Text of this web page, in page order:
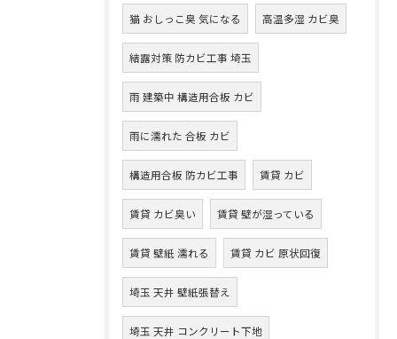
猫 おしっこ臭 気になる 高温多湿 カビ臭
結露対策 防カビ工事 埼玉
雨 建築中 構造用合板 カビ
雨に濡れた 合板 カビ
構造用合板 防カビ工事 賃貸 カビ
賃貸 カビ臭い 賃貸 壁が湿っている
賃貸 壁紙 濡れる 賃貸 カビ 原状回復
埼玉 天井 壁紙張替え
埼玉 天井 コンクリート下地